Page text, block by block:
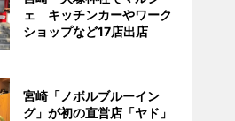
ェ キッチンカーやワーク
ショップなど17店出店
宮崎「ノボルブルーイン
グ」が初の直営店「ヤド」